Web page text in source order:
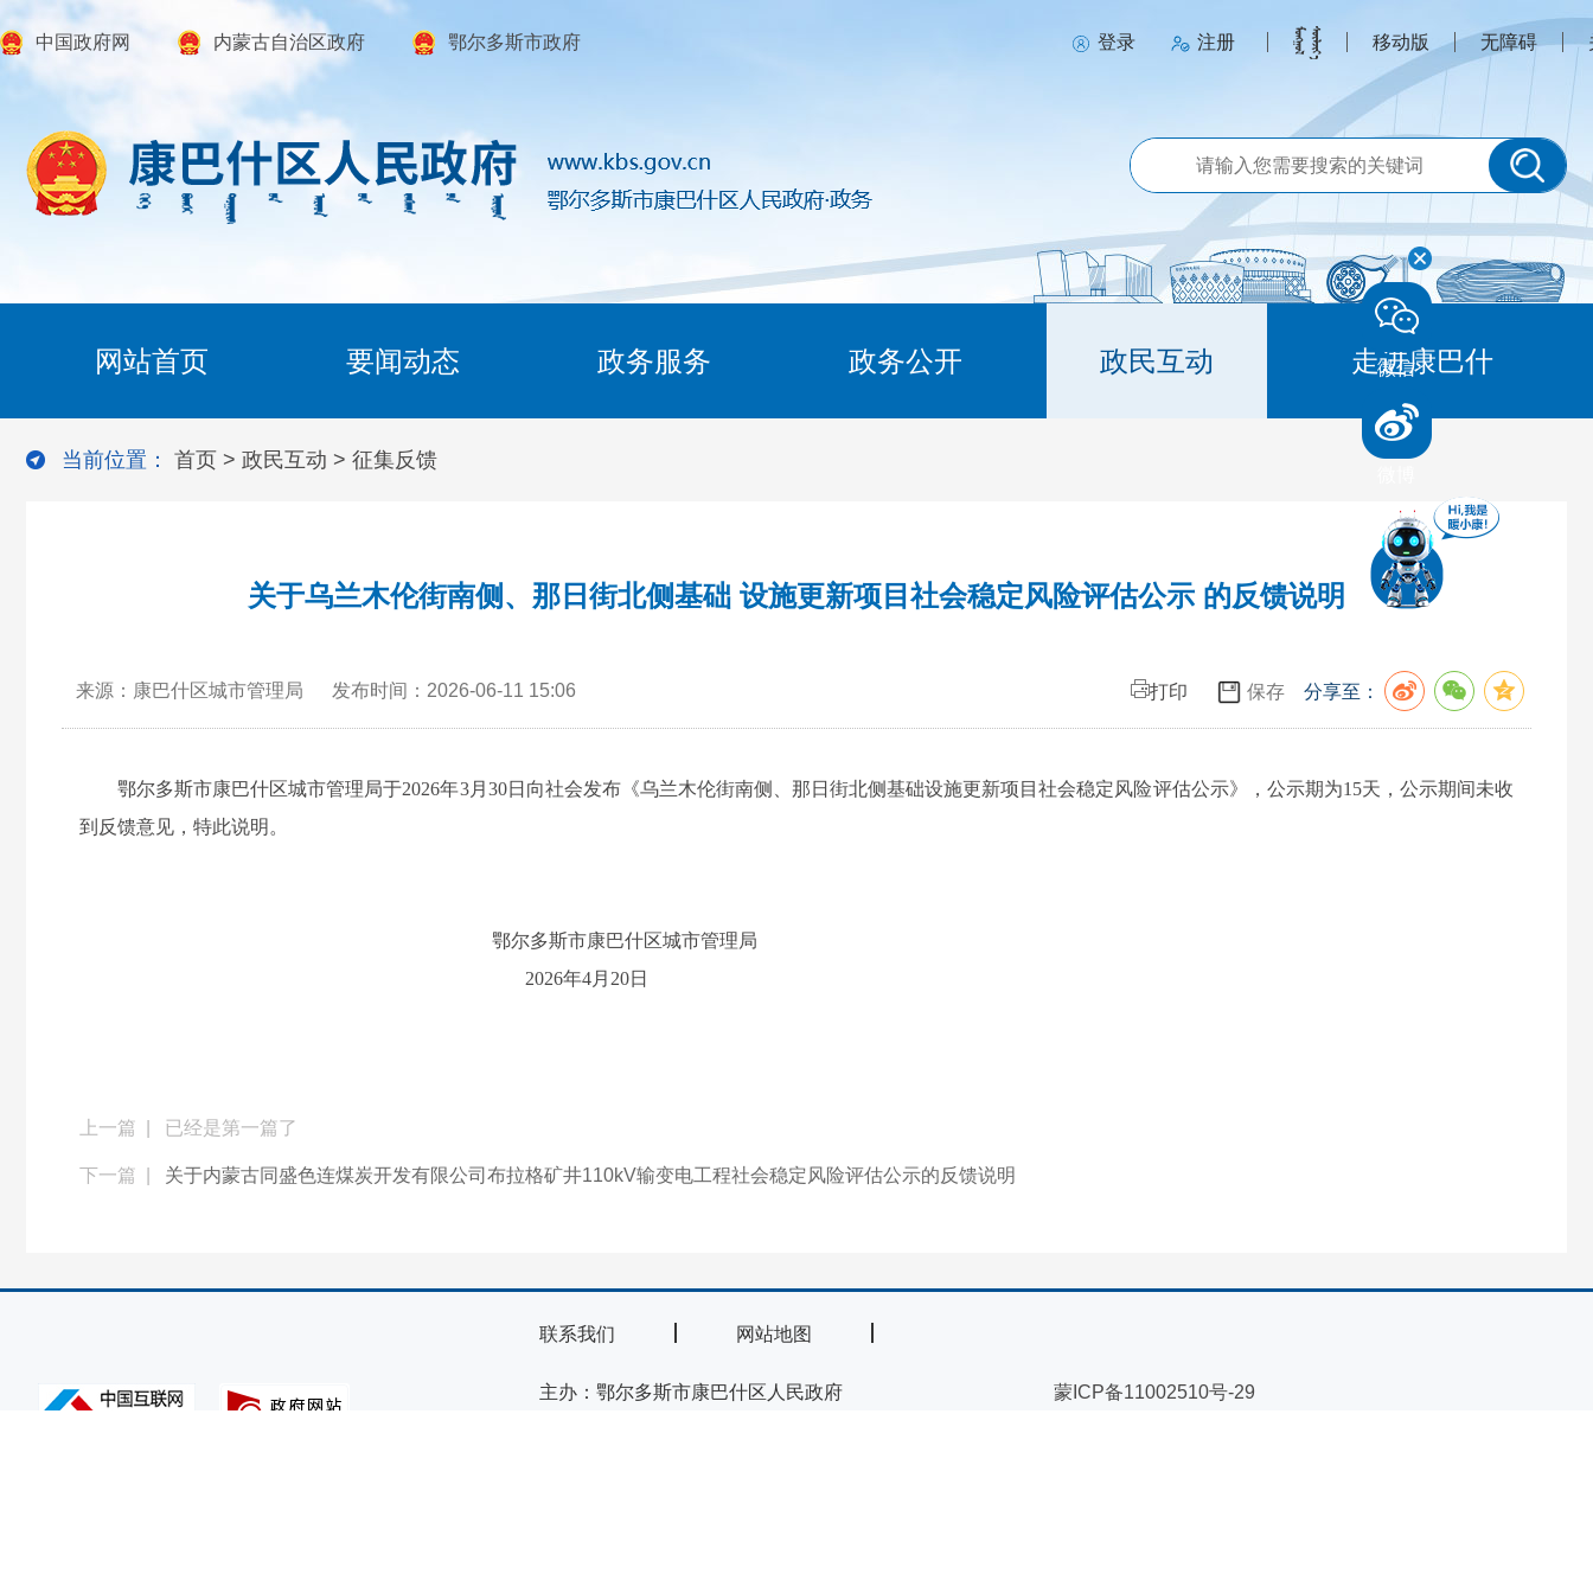
中国政府网 内蒙古自治区政府 鄂尔多斯市政府 登录 注册 移动版 无障碍
网站首页 要闻动态 政务服务 政务公开 政民互动 走进康巴什
当前位置： 首页 > 政民互动 > 征集反馈
关于乌兰木伦街南侧、那日街北侧基础 设施更新项目社会稳定风险评估公示 的反馈说明
来源：康巴什区城市管理局 发布时间：2026-06-11 15:06 打印 保存 分享至：
鄂尔多斯市康巴什区城市管理局于2026年3月30日向社会发布《乌兰木伦街南侧、那日街北侧基础设施更新项目社会稳定风险评估公示》， 公示期为15天 ， 公示期间未收
到反馈意见，特此说明。
鄂尔多斯市康巴什区城市管理局
2026年4月20日
上一篇 | 已经是第一篇了
下一篇 | 关于内蒙古同盛色连煤炭开发有限公司布拉格矿井110kV输变电工程社会稳定风险评估公示的反馈说明
联系我们 网站地图
主办：鄂尔多斯市康巴什区人民政府 蒙ICP备11002510号-29
微信